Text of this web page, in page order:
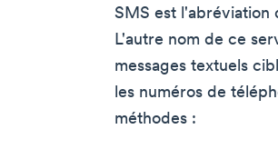
SMS est l'abréviation
L'autre nom de ce
messages textuels
les numéros de
méthodes :